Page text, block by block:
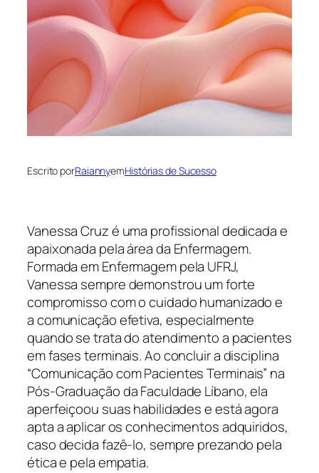
Escrito porRaiannyemHistórias de Sucesso
Vanessa Cruz é uma profissional dedicada e
apaixonada pela área da Enfermagem.
Formada em Enfermagem pela UFRJ,
Vanessa sempre demonstrou um forte
compromisso com o cuidado humanizado e
a comunicação efetiva, especialmente
quando se trata do atendimento a pacientes
em fases terminais. Ao concluir a disciplina
“Comunicação com Pacientes Terminais” na
Pós-Graduação da Faculdade Líbano, ela
aperfeiçoou suas habilidades e está agora
apta a aplicar os conhecimentos adquiridos,
caso decida fazê-lo, sempre prezando pela
ética e pela empatia.